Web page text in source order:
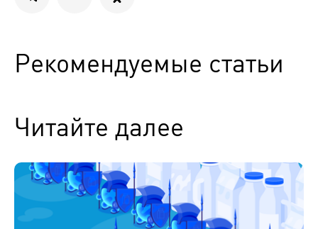
Рекомендуемые статьи
Читайте далее